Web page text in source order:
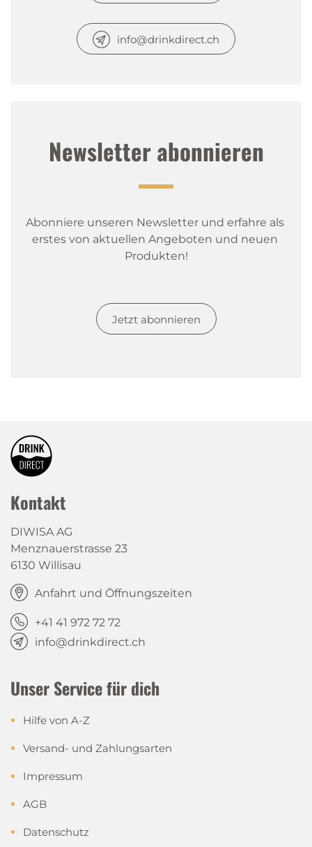
info@drinkdirect.ch
Newsletter abonnieren
Abonniere unseren Newsletter und erfahre als
erstes von aktuellen Angeboten und neuen
Produkten!
Jetzt abonnieren
Kontakt
DIWISA AG
Menznauerstrasse 23
6130 Willisau
Anfahrt und Öffnungszeiten
+41 41 972 72 72
info@drinkdirect.ch
Unser Service für dich
Hilfe von A-Z
Versand- und Zahlungsarten
Impressum
AGB
Datenschutz